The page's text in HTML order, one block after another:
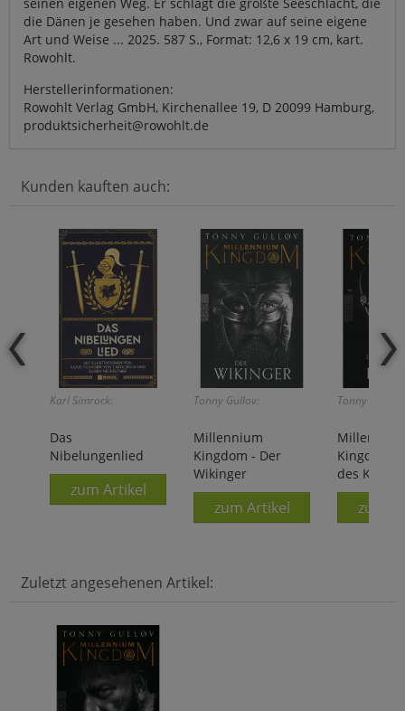
die Dänen je gesehen haben. Und zwar auf seine eigene
Art und Weise ... 2025. 587 S., Format: 12,6 x 19 cm, kart.
Rowohlt.
Herstellerinformationen:
Rowohlt Verlag GmbH, Kirchenallee 19, D 20099 Hamburg,
produktsicherheit@rowohlt.de
Kunden kauften auch:
Karl Simrock:
Das
Nibelungenlied
zum Artikel
Tonny Gullov:
Millennium
Kingdom - Der
Wikinger
zum Artikel
Tonny Golløv:
Kingdom -
des Königs
zum
Zuletzt angesehenen Artikel: